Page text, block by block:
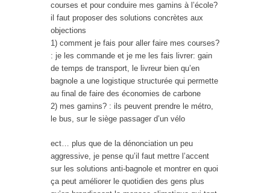
courses et pour conduire mes gamins à l’école?
il faut proposer des solutions concrètes aux
objections
1) comment je fais pour aller faire mes courses?
: je les commande et je me les fais livrer: gain
de temps de transport, le livreur bien qu’en
bagnole a une logistique structurée qui permette
au final de faire des économies de carbone
2) mes gamins? : ils peuvent prendre le métro,
le bus, sur le siège passager d’un vélo
ect… plus que de la dénonciation un peu
aggressive, je pense qu’il faut mettre l’accent
sur les solutions anti-bagnole et montrer en quoi
ça peut améliorer le quotidien des gens plus